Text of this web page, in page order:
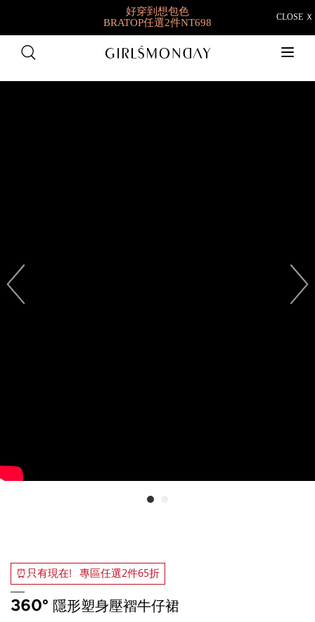
CLOSE Ｘ
好穿到想包色
BRATOP任選2件NT698
快閃限定👉羽彈棉
1件9折/2件88折/3件85折
⏰只有現在！專區任選2件65折
360° 隱形塑身壓褶牛仔裙